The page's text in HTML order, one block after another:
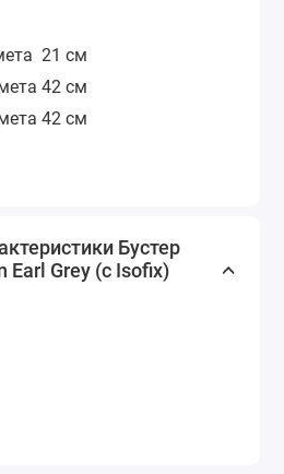
21 см
42 см
42 см
Бустер
Earl Grey (с Isofix)